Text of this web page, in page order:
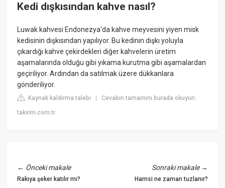
Kedi dışkısından kahve nasıl?
Luwak kahvesi Endonezya'da kahve meyvesini yiyen misk
kedisinin dışkısından yapılıyor. Bu kedinin dışkı yoluyla
çıkardığı kahve çekirdekleri diğer kahvelerin üretim
aşamalarında olduğu gibi yıkama kurutma gibi aşamalardan
geçiriliyor. Ardından da satılmak üzere dükkanlara
gönderiliyor.
Kaynak kaldırma talebi |Cevabın tamamını burada okuyun:
takvim.com.tr
← Önceki makale
Rakıya şeker katılır mı?
Sonraki makale→
Hamsi ne zaman tuzlanır?